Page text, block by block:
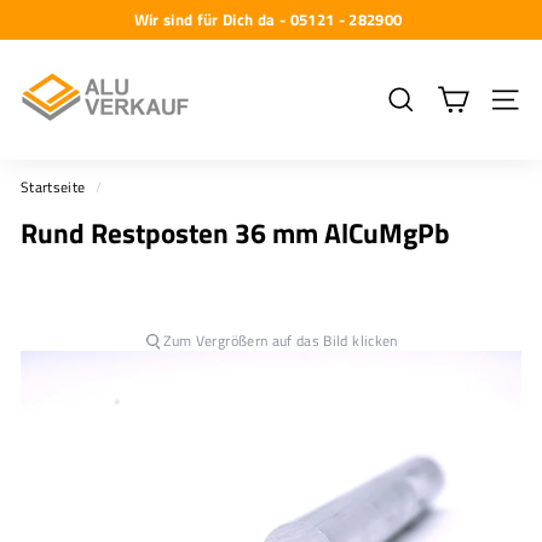
zum
Wir sind für Dich da - 05121 - 282900
l
-
V
e
a
Suche
Startseite /
Rund Restposten 36 mm AlCuMgPb
Zum Vergrößern auf das Bild klicken